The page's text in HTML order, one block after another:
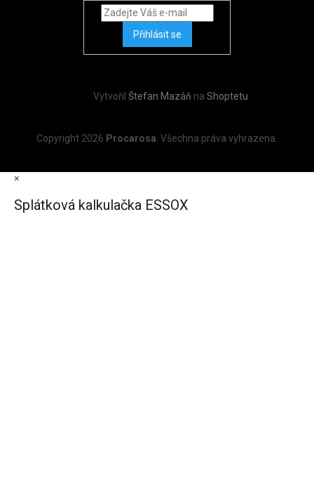
Přihlásit se
Vytvořil Štefan Mazáň na Shoptetu
Copyright 2026 Procarosa. Všechna práva vyhrazena.
×
Splátková kalkulačka ESSOX